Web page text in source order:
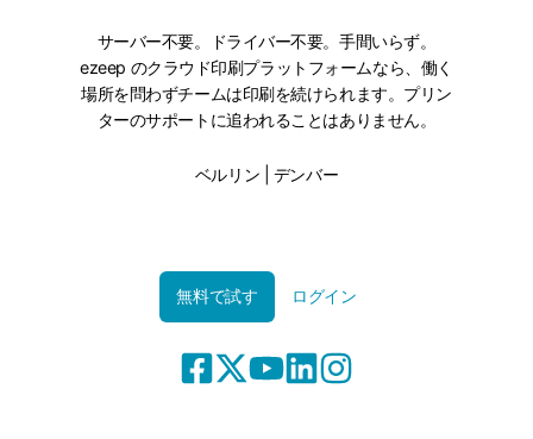
サーバー不要。ドライバー不要。手間いらず。
ezeep のクラウド印刷プラットフォームなら、働く
場所を問わずチームは印刷を続けられます。プリン
ターのサポートに追われることはありません。
ベルリン | デンバー
無料で試す ログイン